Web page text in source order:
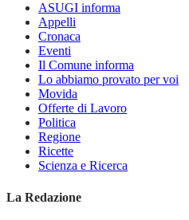
ASUGI informa
Appelli
Cronaca
Eventi
Il Comune informa
Lo abbiamo provato per voi
Movida
Offerte di Lavoro
Politica
Regione
Ricette
Scienza e Ricerca
La Redazione